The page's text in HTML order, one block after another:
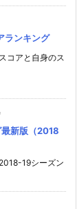
ランキング
コアと自身のス
新版（2018
19シーズン